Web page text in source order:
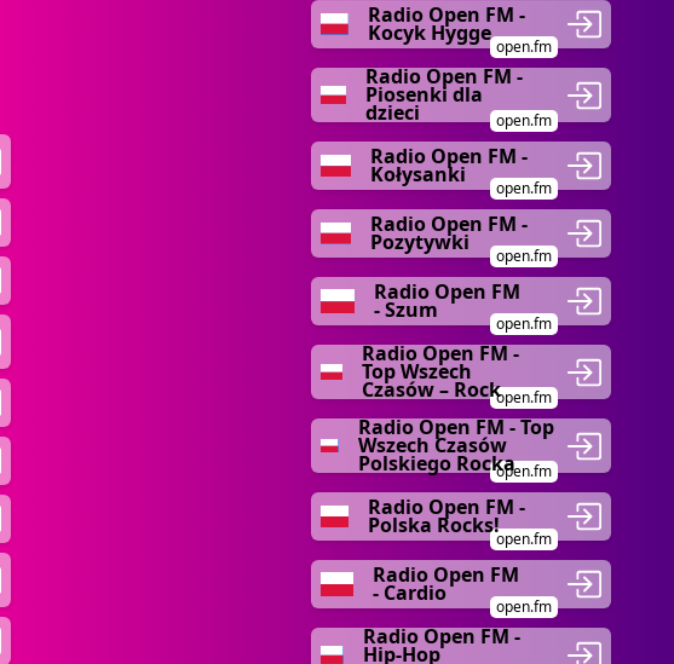
Radio Open FM -
Kocyk Hygge
open.fm
Radio Open FM -
Piosenki dla
dzieci open.fm
Radio Open FM -
Kołysanki
open.fm
Radio Open FM -
Pozytywki
open.fm
Radio Open FM
- Szum
open.fm
Radio Open FM -
Top Wszech
Czasów – Rockopen.fm
Radio Open FM - Top
Wszech Czasów
Polskiego Rockaopen.fm
Radio Open FM -
Polska Rocks!
open.fm
Radio Open FM
- Cardio
open.fm
Radio Open FM -
Hip-Hop